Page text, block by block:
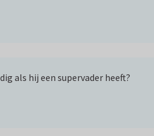
als hij een supervader heeft?